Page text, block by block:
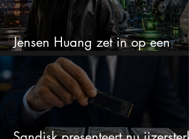
Jensen Huang zet in op een
aandeel dat bijna niemand kent